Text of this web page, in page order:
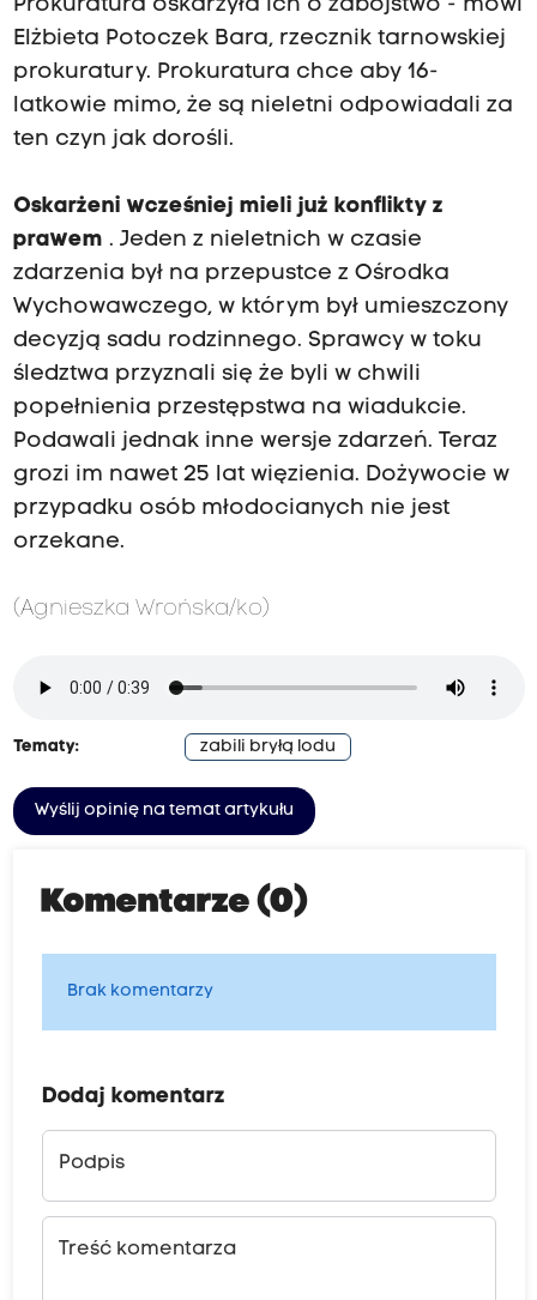
Prokuratura oskarżyła ich o zabójstwo - mówi
Elżbieta Potoczek Bara, rzecznik tarnowskiej
prokuratury. Prokuratura chce aby 16-
latkowie mimo, że są nieletni odpowiadali za
ten czyn jak dorośli.
Oskarżeni wcześniej mieli już konflikty z
prawem . Jeden z nieletnich w czasie
zdarzenia był na przepustce z Ośrodka
Wychowawczego, w którym był umieszczony
decyzją sadu rodzinnego. Sprawcy w toku
śledztwa przyznali się że byli w chwili
popełnienia przestępstwa na wiadukcie.
Podawali jednak inne wersje zdarzeń. Teraz
grozi im nawet 25 lat więzienia. Dożywocie w
przypadku osób młodocianych nie jest
orzekane.
(Agnieszka Wrońska/ko)
Tematy: zabili bryłą lodu
Wyślij opinię na temat artykułu
Komentarze (0)
Brak komentarzy
Dodaj komentarz
Podpis
Treść komentarza